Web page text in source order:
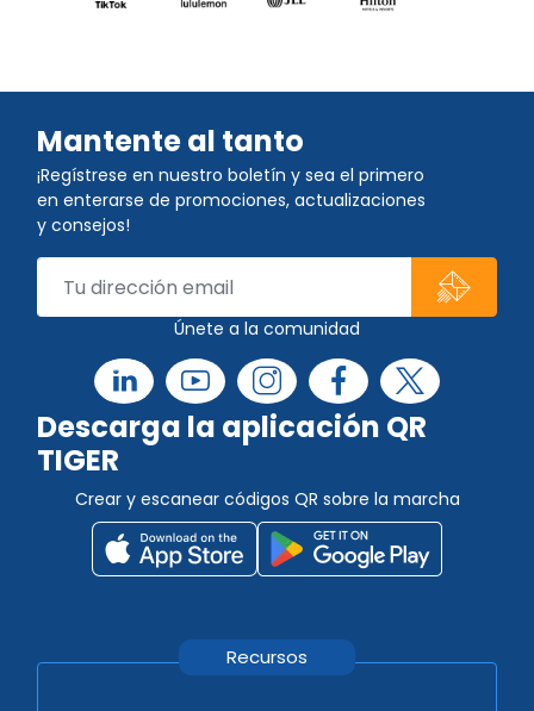
Mantente al tanto
¡Regístrese en nuestro boletín y sea el primero
en enterarse de promociones, actualizaciones
y consejos!
Únete a la comunidad
Descarga la aplicación QR
TIGER
Crear y escanear códigos QR sobre la marcha
Recursos